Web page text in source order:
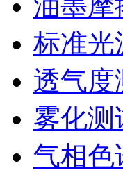
标准光
透气度
雾化测
气相色